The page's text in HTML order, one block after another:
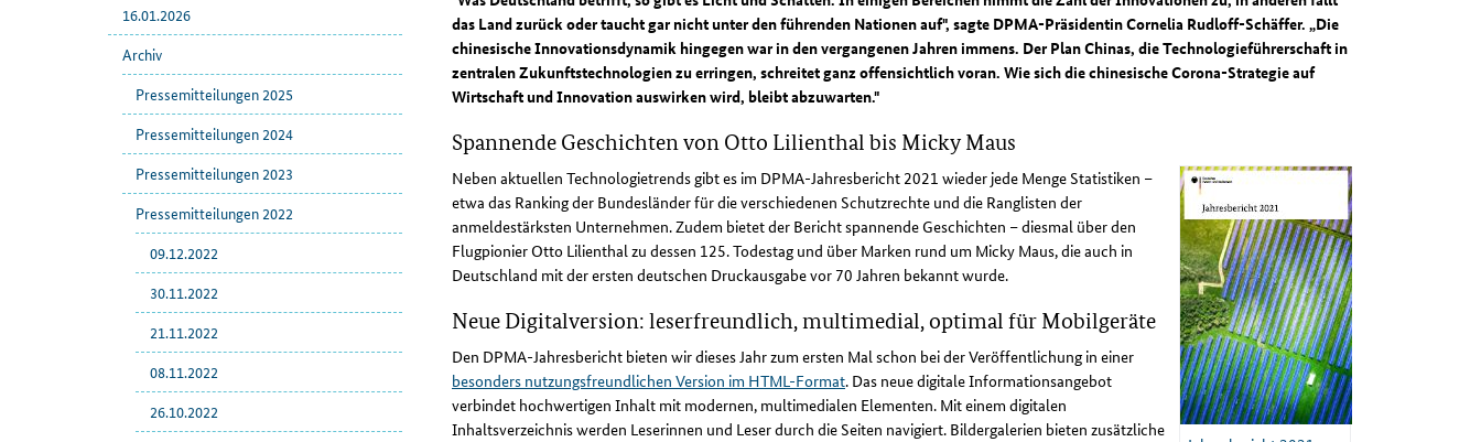
16.01.2026
Archiv
Pressemitteilungen 2025
Pressemitteilungen 2024
Pressemitteilungen 2023
Pressemitteilungen 2022
09.12.2022
30.11.2022
21.11.2022
08.11.2022
26.10.2022
das Land zurück oder taucht gar nicht unter den führenden Nationen auf", sagte DPMA-Präsidentin Cornelia Rudloff-Schäffer. „Die
chinesische Innovationsdynamik hingegen war in den vergangenen Jahren immens. Der Plan Chinas, die Technologieführerschaft in
zentralen Zukunftstechnologien zu erringen, schreitet ganz offensichtlich voran. Wie sich die chinesische Corona-Strategie auf
Wirtschaft und Innovation auswirken wird, bleibt abzuwarten."
Spannende Geschichten von Otto Lilienthal bis Micky Maus
Neben aktuellen Technologietrends gibt es im DPMA-Jahresbericht 2021 wieder jede Menge Statistiken –
etwa das Ranking der Bundesländer für die verschiedenen Schutzrechte und die Ranglisten der
anmeldestärksten Unternehmen. Zudem bietet der Bericht spannende Geschichten – diesmal über den
Flugpionier Otto Lilienthal zu dessen 125. Todestag und über Marken rund um Micky Maus, die auch in
Deutschland mit der ersten deutschen Druckausgabe vor 70 Jahren bekannt wurde.
Neue Digitalversion: leserfreundlich, multimedial, optimal für Mobilgeräte
Den DPMA-Jahresbericht bieten wir dieses Jahr zum ersten Mal schon bei der Veröffentlichung in einer
besonders nutzungsfreundlichen Version im HTML-Format. Das neue digitale Informationsangebot
verbindet hochwertigen Inhalt mit modernen, multimedialen Elementen. Mit einem digitalen
Inhaltsverzeichnis werden Leserinnen und Leser durch die Seiten navigiert. Bildergalerien bieten zusätzliche